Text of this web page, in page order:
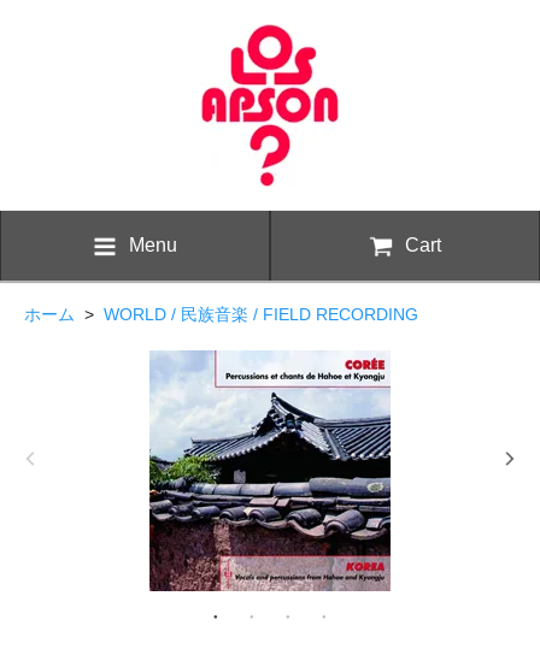
Menu Cart
ホーム > WORLD / 民族音楽 / FIELD RECORDING